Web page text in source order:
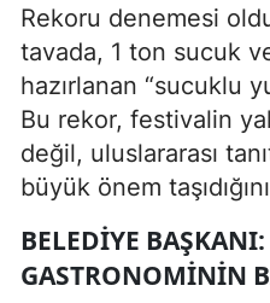
Rekoru denemesi
tavada, 1 ton sucuk
hazırlanan “sucuklu
Bu rekor, festivalin
değil, uluslararası
büyük önem
BELEDIYE
GASTRONOMININ